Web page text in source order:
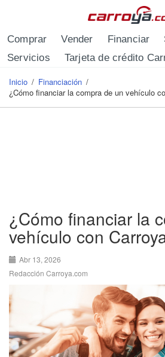
Comprar Vender Financiar
Servicios
Tarjeta de crédito
Se encuentra usted aquí
Inicio / Financiación /
¿Cómo financiar la compra de un vehículo
¿Cómo financiar la
vehículo con
Abr 13, 2026
Redacción Carroya.com